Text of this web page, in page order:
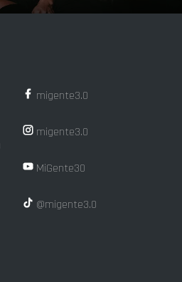
migente3.0
migente3.0
MiGente30
@migente3.0